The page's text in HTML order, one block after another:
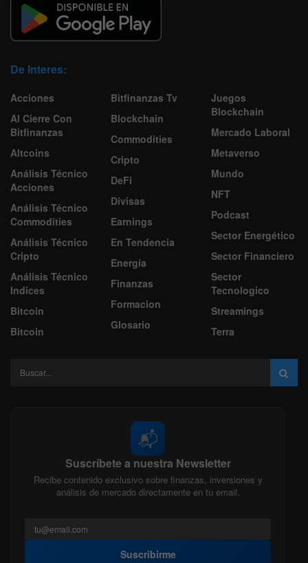
De Interes:
Acciones
Al Cierre Con
Bitfinanzas
Altcoins
Análisis Técnico
Acciones
Análisis Técnico
Commodities
Análisis Técnico
Cripto
Análisis Técnico
Indices
Bitcoin
Bitcoin
Bitfinanzas Tv
Blockchain
Commodities
Cripto
DeFi
Divisas
Earnings
En Tendencia
Energía
Finanzas
Formacion
Glosario
Juegos
Blockchain
Mercado Laboral
Metaverso
Mundo
NFT
Podcast
Sector Energético
Sector Financiero
Sector
Tecnologico
Streamings
Terra
📬
Suscríbete a nuestra Newsletter
Recibe contenido exclusivo sobre finanzas, inversiones y
análisis de mercado directamente en tu email.
Suscribirme